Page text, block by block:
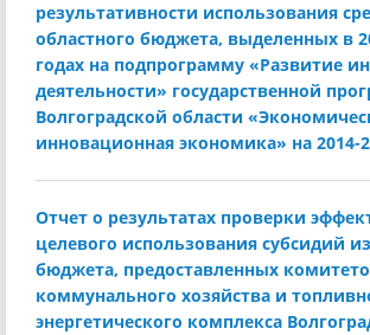
результативности использования
областного бюджета, выделенных в
годах на подпрограмму «Развитие
деятельности» государственной
Волгоградской области
инновационная экономика» на 2014-
Отчет о результатах проверки
целевого использования субсидий
бюджета, предоставленных
коммунального хозяйства и
энергетического комплекса